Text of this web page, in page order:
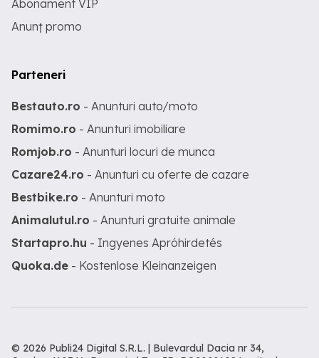
Abonament VIP
Anunț promo
Parteneri
Bestauto.ro - Anunturi auto/moto
Romimo.ro - Anunturi imobiliare
Romjob.ro - Anunturi locuri de munca
Cazare24.ro - Anunturi cu oferte de cazare
Bestbike.ro - Anunturi moto
Animalutul.ro - Anunturi gratuite animale
Startapro.hu - Ingyenes Apróhirdetés
Quoka.de - Kostenlose Kleinanzeigen
© 2026 Publi24 Digital S.R.L. | Bulevardul Dacia nr 34,